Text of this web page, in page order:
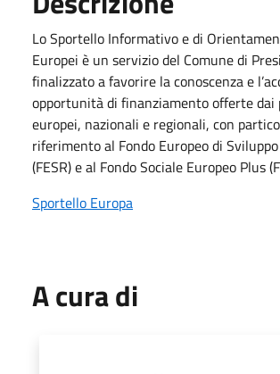
Lo Sportello Informativo e di
Europei è un servizio del Comune di
finalizzato a favorire la conoscenza e
opportunità di finanziamento offerte dai
europei, nazionali e regionali, con
riferimento al Fondo Europeo di
(FESR) e al Fondo Sociale Europeo Plus
Sportello Europa
A cura di